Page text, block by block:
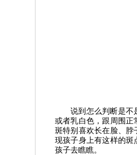
说到怎么判断是不
或者乳白色，跟周围正
斑特别喜欢长在脸、脖
现孩子身上有这样的斑
孩子去瞧瞧。